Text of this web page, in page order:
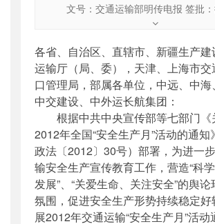
文号：交通运输部明传电报 签批
交通运输部明传电报 签批
公开日期：2012年04月13日
主题词 ：
安全生产;运输;通知
机构分类：安全与质量监督管理司
主题分类：安全质量
公文类型：其他
各省、自治区、直辖市、新疆生产建
运输厅（局、委），天津、上海市交
口管理局，部属各单位，中远、中海
中交建设、中外运长航集团：
根据中共中央宣传部等七部门《
2012年全国“安全生产月”活动的通知
政法〔2012〕30号）部署，为进一
输安全生产宣传教育工作，营造“科
发展”、“关爱生命、关注安全”的舆
氛围，促进安全生产形势持续稳定
展2012年交通运输“安全生产月”活动